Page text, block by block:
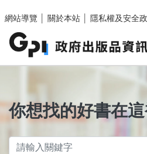
網站導覽
關於本站 隱私權及安全
你想找的好書在這